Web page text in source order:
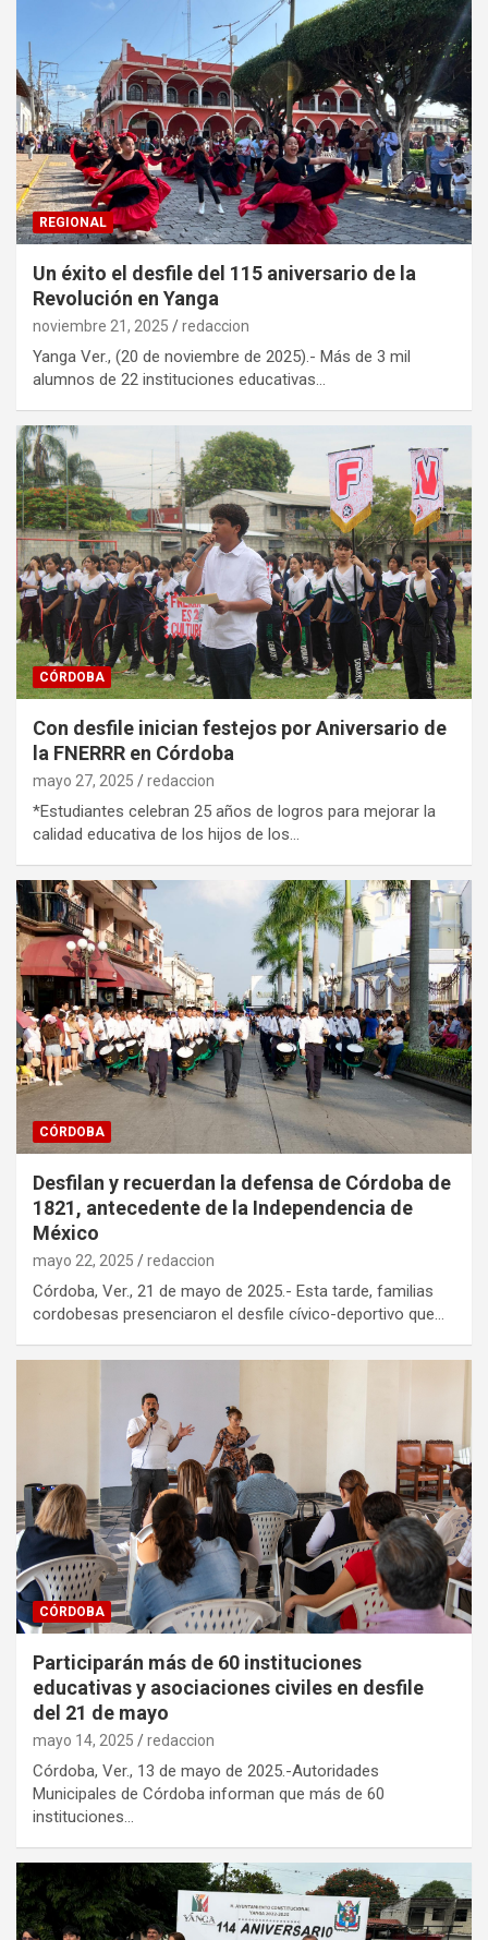
REGIONAL
Un éxito el desfile del 115 aniversario de la
Revolución en Yanga
noviembre 21, 2025 redaccion
Yanga Ver., (20 de noviembre de 2025).- Más de 3 mil
alumnos de 22 instituciones educativas…
CÓRDOBA
Con desfile inician festejos por Aniversario de
la FNERRR en Córdoba
mayo 27, 2025 redaccion
*Estudiantes celebran 25 años de logros para mejorar la
calidad educativa de los hijos de los…
CÓRDOBA
Desfilan y recuerdan la defensa de Córdoba de
1821, antecedente de la Independencia de
México
mayo 22, 2025 redaccion
Córdoba, Ver., 21 de mayo de 2025.- Esta tarde, familias
cordobesas presenciaron el desfile cívico-deportivo que…
CÓRDOBA
Participarán más de 60 instituciones
educativas y asociaciones civiles en desfile
del 21 de mayo
mayo 14, 2025 redaccion
Córdoba, Ver., 13 de mayo de 2025.-Autoridades
Municipales de Córdoba informan que más de 60
instituciones…